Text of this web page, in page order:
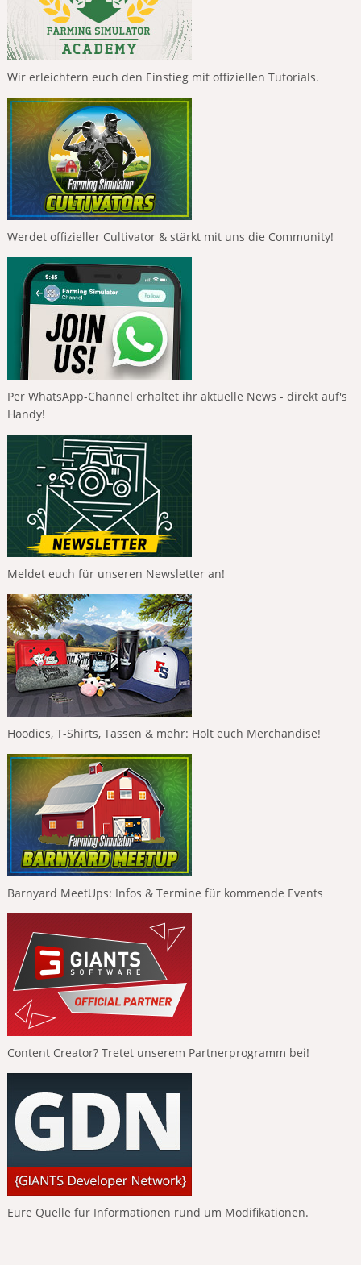
Wir erleichtern euch den Einstieg mit offiziellen Tutorials.
Werdet offizieller Cultivator & stärkt mit uns die Community!
Per WhatsApp-Channel erhaltet ihr aktuelle News - direkt auf's
Handy!
Meldet euch für unseren Newsletter an!
Hoodies, T-Shirts, Tassen & mehr: Holt euch Merchandise!
Barnyard MeetUps: Infos & Termine für kommende Events
Content Creator? Tretet unserem Partnerprogramm bei!
Eure Quelle für Informationen rund um Modifikationen.